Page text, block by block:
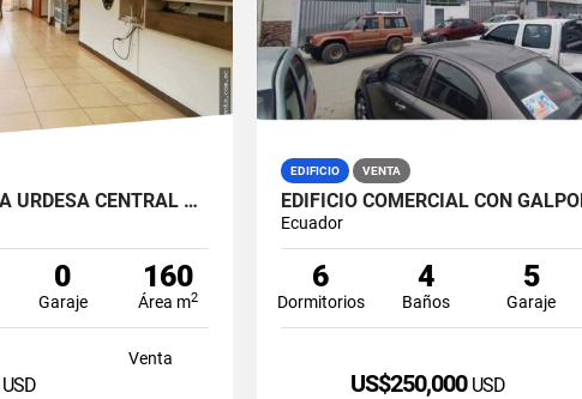
ALTAGRACIA JUNTO A URDESA CENTRAL 4 DORMITORIOS CASA EN VENTA
0
Garaje
160
Área m2
Venta
USD
EDIFICIO VENTA
Ecuador
6
Dormitorios
4
Baños
5
Garaje
US$250,000 USD